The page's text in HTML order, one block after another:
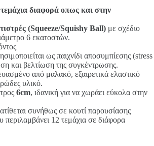
διαφορά οπως και στην
(Squeeze/Squishy Ball) με σχέδιο
6 εκατοστών.
ως παιχνίδι αποσυμπίεσης (stress
και βελτίωση της συγκέντρωσης.
από μαλακό, εξαιρετικά ελαστικό
υλικό.
6cm, ιδανική για να χωράει εύκολα στην
συνήθως σε κουτί παρουσίασης
12 τεμάχια σε διάφορα